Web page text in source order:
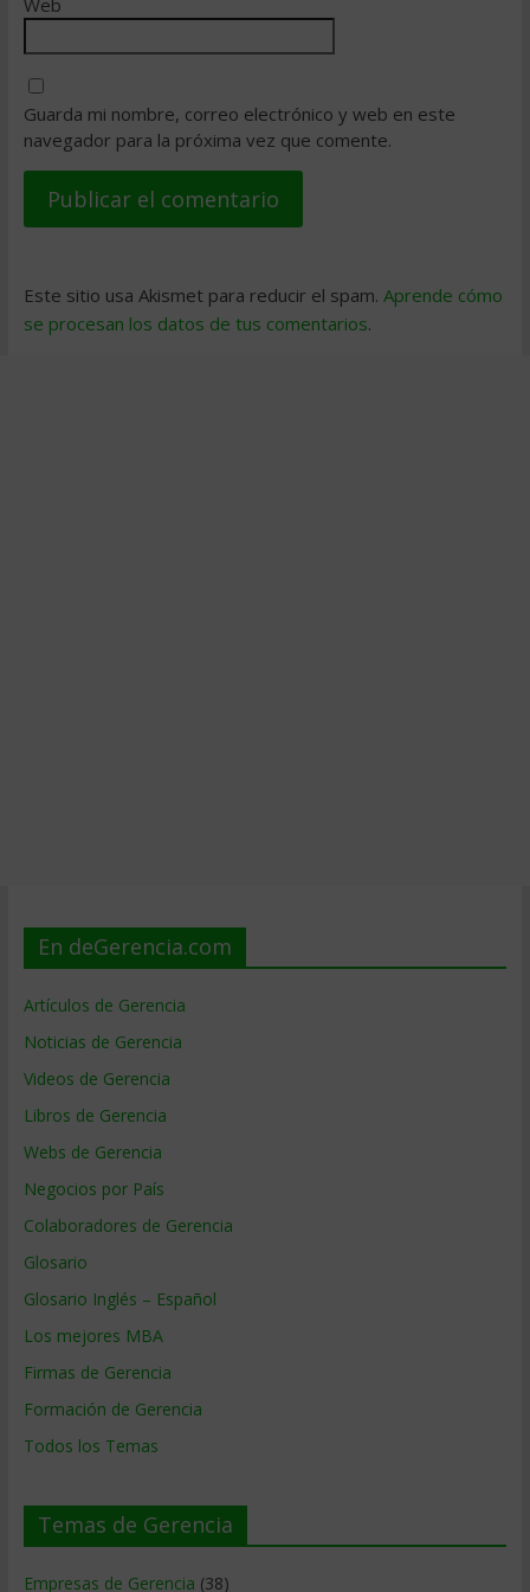
Web
Guarda mi nombre, correo electrónico y web en este
navegador para la próxima vez que comente.
Este sitio usa Akismet para reducir el spam. Aprende cómo
se procesan los datos de tus comentarios.
En deGerencia.com
Artículos de Gerencia
Noticias de Gerencia
Videos de Gerencia
Libros de Gerencia
Webs de Gerencia
Negocios por País
Colaboradores de Gerencia
Glosario
Glosario Inglés – Español
Los mejores MBA
Firmas de Gerencia
Formación de Gerencia
Todos los Temas
Temas de Gerencia
Empresas de Gerencia (38)